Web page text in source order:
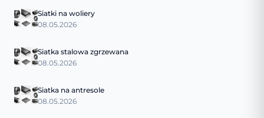
Siatki na woliery
08.05.2026
Siatka stalowa zgrzewana
08.05.2026
Siatka na antresole
08.05.2026